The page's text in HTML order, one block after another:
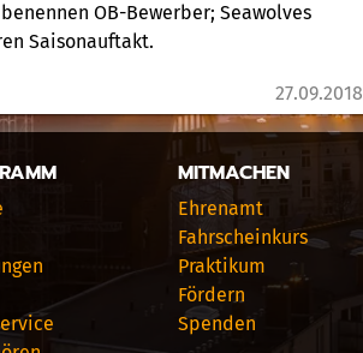
OB-Bewerber; Seawolves
Saisonauftakt.
27.09.2018
MITMACHEN
Ehrenamt
Fahrscheinkurs
Praktikum
Fördern
Spenden